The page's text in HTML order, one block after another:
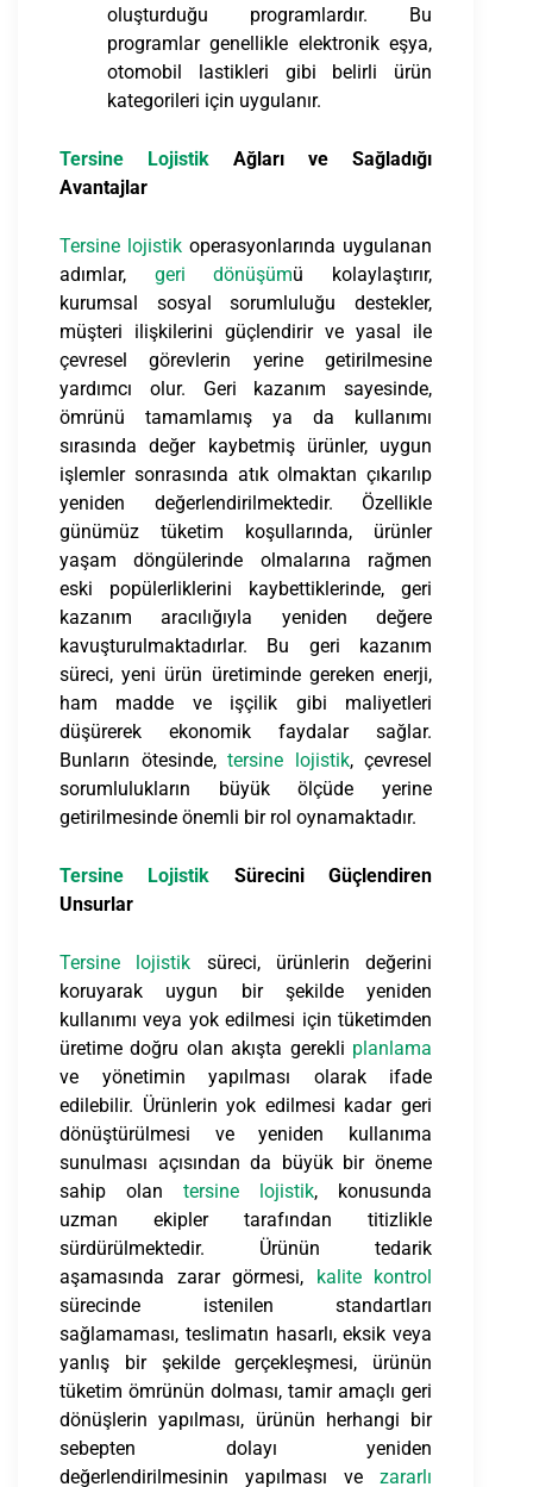
oluşturduğu programlardır. Bu
programlar genellikle elektronik eşya,
otomobil lastikleri gibi belirli ürün
kategorileri için uygulanır.
Tersine Lojistik Ağları ve Sağladığı
Avantajlar
Tersine lojistik operasyonlarında uygulanan
adımlar, geri dönüşümü kolaylaştırır,
kurumsal sosyal sorumluluğu destekler,
müşteri ilişkilerini güçlendirir ve yasal ile
çevresel görevlerin yerine getirilmesine
yardımcı olur. Geri kazanım sayesinde,
ömrünü tamamlamış ya da kullanımı
sırasında değer kaybetmiş ürünler, uygun
işlemler sonrasında atık olmaktan çıkarılıp
yeniden değerlendirilmektedir. Özellikle
günümüz tüketim koşullarında, ürünler
yaşam döngülerinde olmalarına rağmen
eski popülerliklerini kaybettiklerinde, geri
kazanım aracılığıyla yeniden değere
kavuşturulmaktadırlar. Bu geri kazanım
süreci, yeni ürün üretiminde gereken enerji,
ham madde ve işçilik gibi maliyetleri
düşürerek ekonomik faydalar sağlar.
Bunların ötesinde, tersine lojistik, çevresel
sorumlulukların büyük ölçüde yerine
getirilmesinde önemli bir rol oynamaktadır.
Tersine Lojistik Sürecini Güçlendiren
Unsurlar
Tersine lojistik süreci, ürünlerin değerini
koruyarak uygun bir şekilde yeniden
kullanımı veya yok edilmesi için tüketimden
üretime doğru olan akışta gerekli planlama
ve yönetimin yapılması olarak ifade
edilebilir. Ürünlerin yok edilmesi kadar geri
dönüştürülmesi ve yeniden kullanıma
sunulması açısından da büyük bir öneme
sahip olan tersine lojistik, konusunda
uzman ekipler tarafından titizlikle
sürdürülmektedir. Ürünün tedarik
aşamasında zarar görmesi, kalite kontrol
sürecinde istenilen standartları
sağlamaması, teslimatın hasarlı, eksik veya
yanlış bir şekilde gerçekleşmesi, ürünün
tüketim ömrünün dolması, tamir amaçlı geri
dönüşlerin yapılması, ürünün herhangi bir
sebepten dolayı yeniden
değerlendirilmesinin yapılması ve zararlı